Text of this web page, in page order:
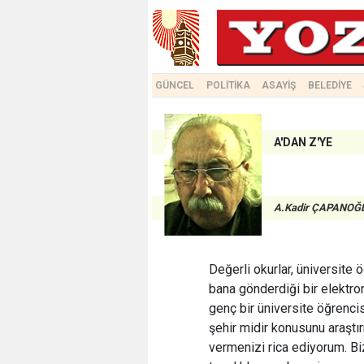
GÜNCEL POLİTİKA ASAYİŞ BELEDİYE
A'DAN Z'YE
A.Kadir
Değerli okurlar, üniversite
bana gönderdiği bir
genç bir üniversite
şehir midir konusunu
vermenizi rica ediyorum.